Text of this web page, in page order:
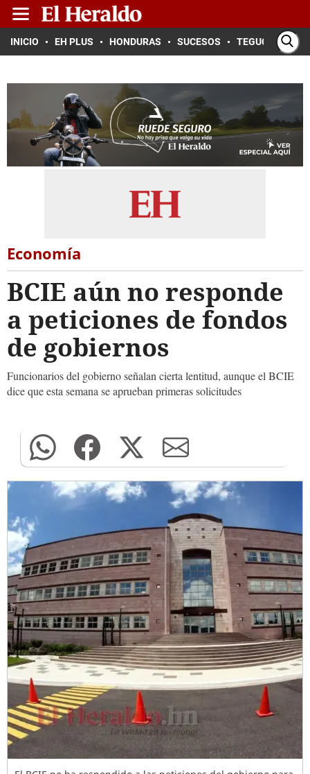
INICIO EH PLUS HONDURAS SUCESOS TEGUCIGALPA
Economía
BCIE aún no responde
a peticiones de fondos
de gobiernos
Funcionarios del gobierno señalan cierta lentitud, aunque el BCIE
dice que esta semana se aprueban primeras solicitudes